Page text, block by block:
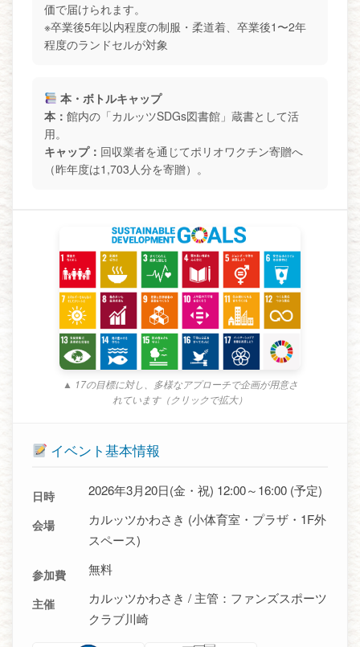
価で届けられます。
※卒業後5年以内程度の制服・柔道着、卒業後1〜2年
程度のランドセルが対象
本・ボトルキャップ
本： 館内の「カルッツSDGs図書館」蔵書として活
用。
キャップ： 回収業者を通じてポリオワクチン寄贈へ
（昨年度は1,703人分を寄贈）。
▲ 17の目標に対し、多様なアプローチで企画が用意さ
れています（クリックで拡大）
イベント基本情報
日時 2026年3月20日(金・祝) 12:00～16:00 (予定)
会場
カルッツかわさき (小体育室・プラザ・1F外
スペース)
参加費 無料
主催
カルッツかわさき / 主管：ファンズスポーツ
クラブ川崎